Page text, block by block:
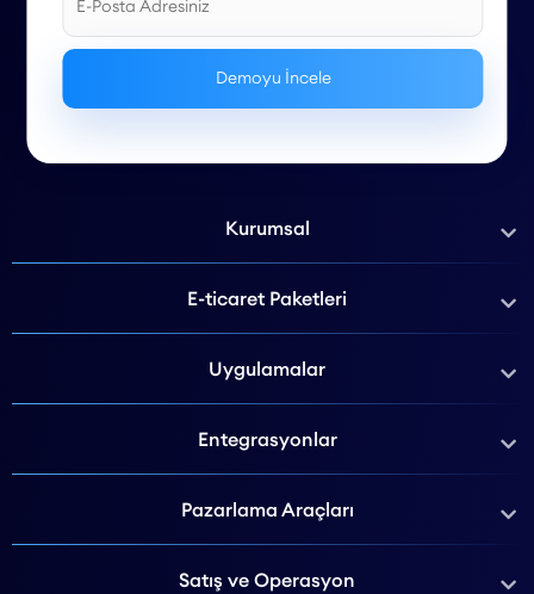
Kurumsal
E-ticaret Paketleri
Uygulamalar
Entegrasyonlar
Pazarlama Araçları
Satış ve Operasyon